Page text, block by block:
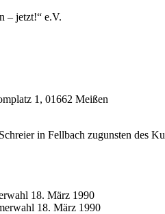
– jetzt!“ e.V.
1, 01662 Meißen
in Fellbach zugunsten des
18. März 1990
18. März 1990